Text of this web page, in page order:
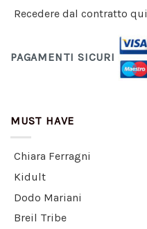
Recedere dal contratto qui
PAGAMENTI SICURI
MUST HAVE
Chiara Ferragni
Kidult
Dodo Mariani
Breil Tribe